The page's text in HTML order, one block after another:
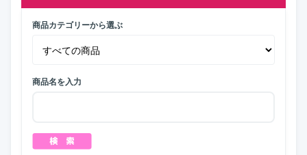
商品カテゴリーから選ぶ
商品名を入力